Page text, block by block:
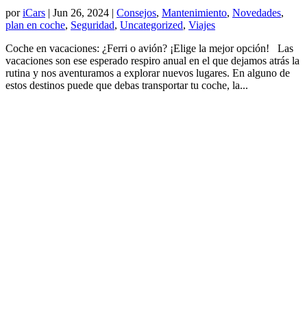
poriCars | Jun 26, 2024 | Consejos, Mantenimiento, Novedades,
plan en coche, Seguridad, Uncategorized, Viajes
Coche en vacaciones: ¿Ferri o avión? ¡Elige la mejor opción! Las
vacaciones son ese esperado respiro anual en el que dejamos atrás la
rutina y nos aventuramos a explorar nuevos lugares. En alguno de
estos destinos puede que debas transportar tu coche, la...